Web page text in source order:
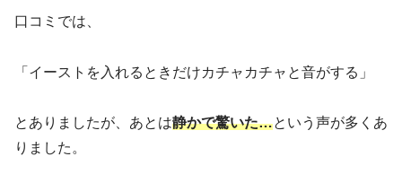
口コミでは、
「イーストを入れるときだけカチャカチャと音がする」
とありましたが、あとは静かで驚いた…という声が多くあ
りました。